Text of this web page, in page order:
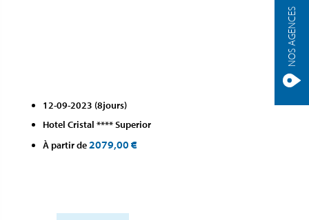
NOS AGENCES
12-09-2023 (8jours)
Hotel Cristal **** Superior
À partir de2079,00 €